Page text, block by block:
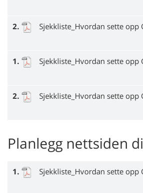
2.
Sjekkliste_Hvordan sette opp
1.
Sjekkliste_Hvordan sette opp
2.
Sjekkliste_Hvordan sette opp
Planlegg nettsiden
1.
Sjekkliste_Hvordan sette opp